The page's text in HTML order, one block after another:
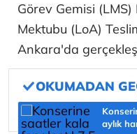
Görev Gemisi
Mektubu (LoA)
Ankara'da
aylık